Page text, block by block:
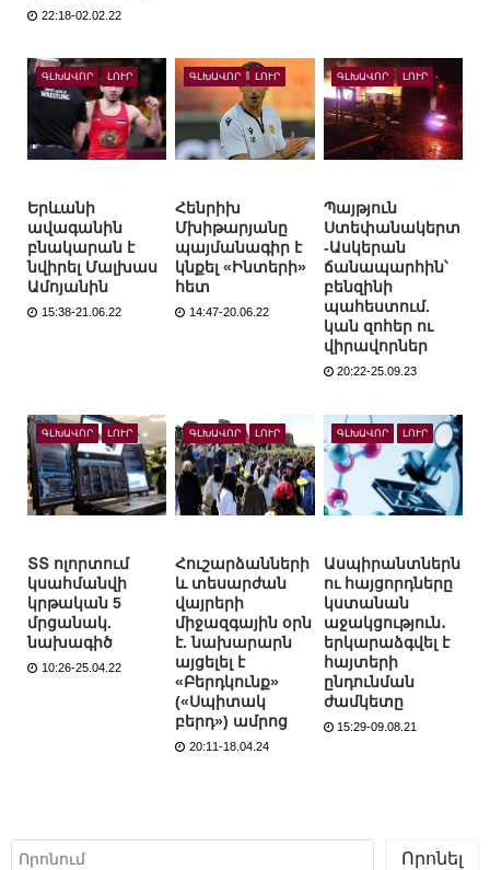
22:18-02.02.22
ԳԼԽԱՎՈՐ ԼՈՒՐ
Երևանի
ավագանին
բնակարան է
նվիրել Մալխաս
Ամոյանին
15:38-21.06.22
ԳԼԽԱՎՈՐ ԼՈՒՐ
Հենրիխ
Մխիթարյանը
պայմանագիր է
կնքել «Ինտերի»
հետ
14:47-20.06.22
ԳԼԽԱՎՈՐ ԼՈՒՐ
Պայթյուն
Ստեփանակերտ
-Ասկերան
ճանապարհին՝
բենզինի
պահեստում.
կան զոհեր ու
վիրավորներ
20:22-25.09.23
ԳԼԽԱՎՈՐ ԼՈՒՐ
ՏՏ ոլորտում
կսահմանվի
կրթական 5
մրցանակ.
նախագիծ
10:26-25.04.22
ԳԼԽԱՎՈՐ ԼՈՒՐ
Հուշարձանների
և տեսարժան
վայրերի
միջազգային օրն
է. նախարարն
այցելել է
«Բերդկունք»
(«Սպիտակ
բերդ») ամրոց
20:11-18.04.24
ԳԼԽԱՎՈՐ ԼՈՒՐ
Ասպիրանտներն
ու հայցորդները
կստանան
աջակցություն․
երկարաձգվել է
հայտերի
ընդունման
ժամկետը
15:29-09.08.21
Որոնել
Որոնել